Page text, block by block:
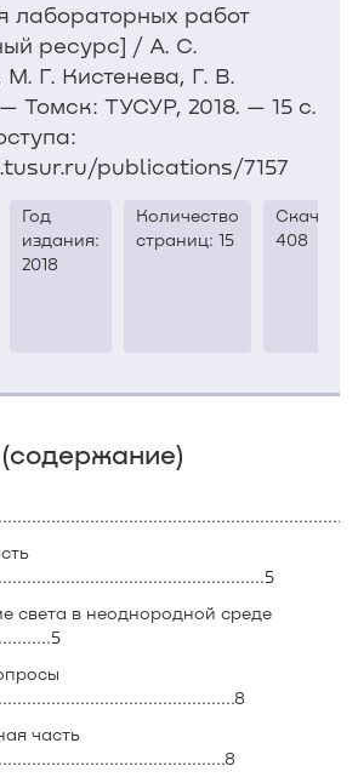
лабораторных работ
ресурс] / А. С.
Г. Кистенева, Г. В.
Томск: ТУСУР, 2018. — 15 с.
publications/7157
Год
издания:
2018
Количество
страниц: 15
408
света в неоднородной среде
часть